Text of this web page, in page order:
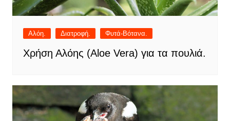
Αλόη. Διατροφή. Φυτά-Βότανα.
Χρήση Αλόης (Aloe Vera) για τα πουλιά.